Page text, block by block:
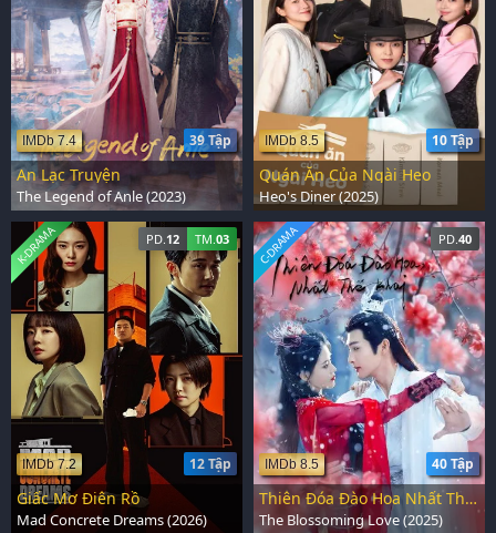
39 Tập
IMDb 7.4
An Lạc Truyện
The Legend of Anle (2023)
10 Tập
IMDb 8.5
Quán Ăn Của Ngài Heo
Heo's Diner (2025)
PD.12 TM.03
12 Tập
IMDb 7.2
K-DRAMA
Giấc Mơ Điên Rồ
Mad Concrete Dreams (2026)
PD.40
40 Tập
IMDb 8.5
C-DRAMA
Thiên Đóa Đào Hoa Nhất Thế Khai
The Blossoming Love (2025)